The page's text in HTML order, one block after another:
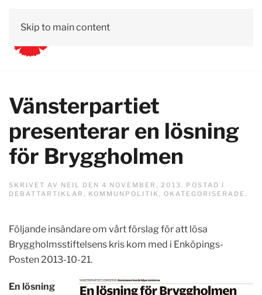
Skip to main content
Vänsterpartiet
presenterar en lösning
för Bryggholmen
SKRIVET AV NEIL DEN 4 NOVEMBER, 2013. POSTAD I
DEBATTARTIKLAR , KOMMUNPOLITIK , OKATEGORISERADE.
Följande insändare om vårt förslag för att lösa
Bryggholmsstiftelsens kris kom med i Enköpings-
Posten 2013-10-21.
En lösning